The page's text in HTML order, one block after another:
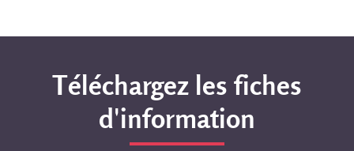
Téléchargez les fiches
d'information